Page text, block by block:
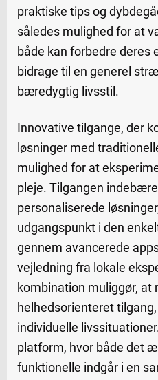
praktiske tips og
således mulighed for at
både kan forbedre deres
bidrage til en generel
bæredygtig livsstil.
Innovative tilgange, der
løsninger med
mulighed for at
pleje. Tilgangen
personaliserede
udgangspunkt i den
gennem avancerede
vejledning fra lokale
kombination muliggør, at
helhedsorienteret
individuelle
platform, hvor både det
funktionelle indgår i en